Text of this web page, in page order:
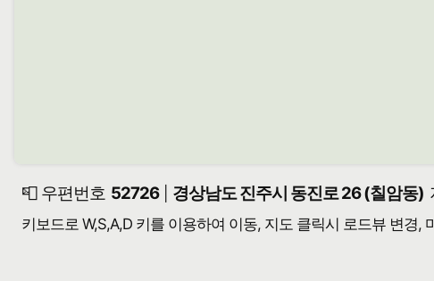
📮 우편번호 52726 경상남도 진주시 동진로 26 (칠암동)
키보드로 W,S,A,D 키를 이용하여 이동, 지도 클릭시 로드뷰 변경